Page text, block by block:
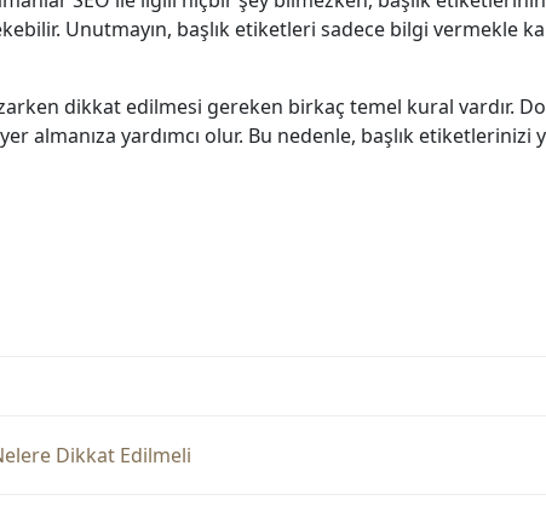
Unutmayın, başlık etiketleri sadece bilgi vermekle
dikkat edilmesi gereken birkaç temel kural vardır.
almanıza yardımcı olur. Bu nedenle, başlık
Dikkat Edilmeli